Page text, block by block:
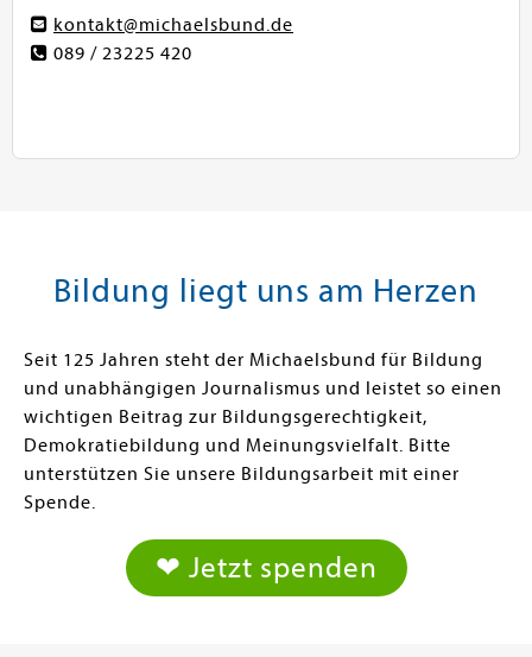
kontakt@michaelsbund.de
089 / 23225 420
Bildung liegt uns am Herzen
Seit 125 Jahren steht der Michaelsbund für Bildung
und unabhängigen Journalismus und leistet so einen
wichtigen Beitrag zur Bildungsgerechtigkeit,
Demokratiebildung und Meinungsvielfalt. Bitte
unterstützen Sie unsere Bildungsarbeit mit einer
Spende.
❤ Jetzt spenden